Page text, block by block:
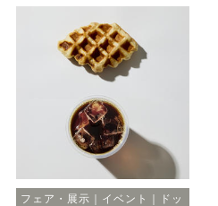
フェア・展示｜イベント｜ドッ